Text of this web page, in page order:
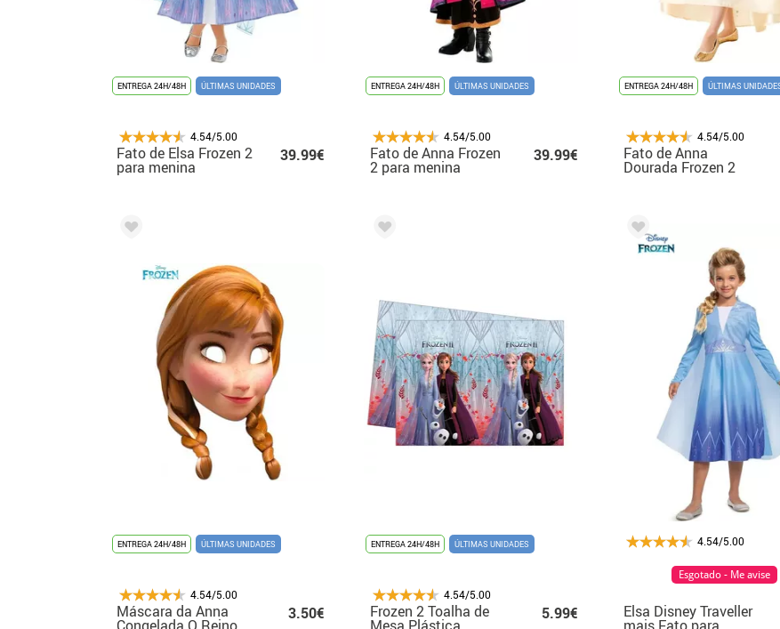
ENTREGA 24H/48H ÚLTIMAS UNIDADES
4.54/5.00
Fato de Elsa Frozen 2
para menina
39.99€
ENTREGA 24H/48H ÚLTIMAS UNIDADES
4.54/5.00
Fato de Anna Frozen
2 para menina
39.99€
ENTREGA 24H/48H ÚLTIMAS
4.54/5.00
Fato de Anna
Dourada Frozen 2
ENTREGA 24H/48H ÚLTIMAS UNIDADES
4.54/5.00
Máscara da Anna 3.50€
ENTREGA 24H/48H ÚLTIMAS UNIDADES
4.54/5.00
Frozen 2 Toalha de 5.99€
4.54/5.00
Elsa Disney Traveller
Esgotado - Me avise